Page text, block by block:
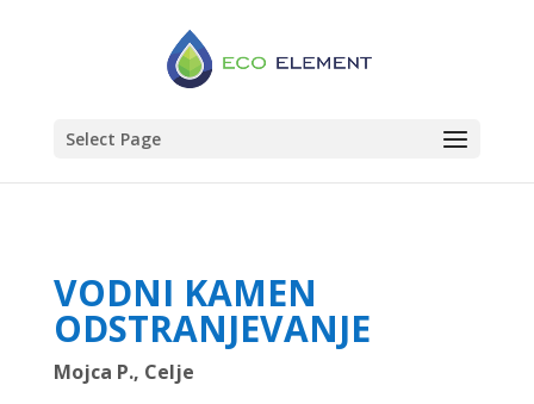
Select Page
VODNI KAMEN
ODSTRANJEVANJE
Mojca P., Celje